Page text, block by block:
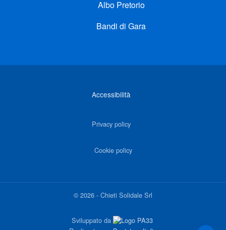
Albo Pretorio
Bandi di Gara
Accessibilità
Privacy policy
Cookie policy
©2026 - Chieti Solidale Srl
Sviluppato da